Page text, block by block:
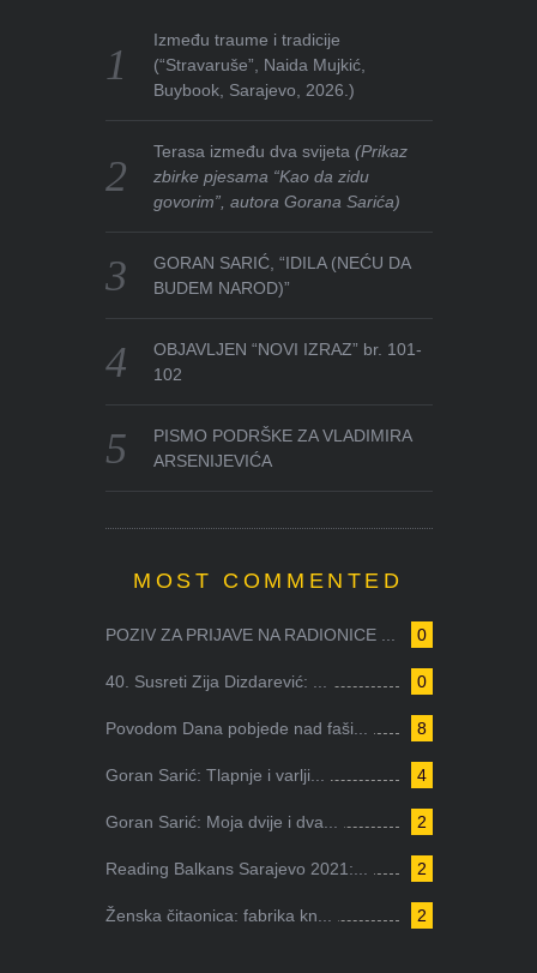
Između traume i tradicije
(“Stravaruše”, Naida Mujkić,
Buybook, Sarajevo, 2026.)
Terasa između dva svijeta(Prikaz
zbirke pjesama “Kao da zidu
govorim”, autora Gorana Sarića)
GORAN SARIĆ, “IDILA (NEĆU DA
BUDEM NAROD)”
OBJAVLJEN “NOVI IZRAZ” br. 101-
102
PISMO PODRŠKE ZA VLADIMIRA
ARSENIJEVIĆA
MOST COMMENTED
0
POZIV ZA PRIJAVE NA RADIONICE ...
0
40. Susreti Zija Dizdarević: ...
8
Povodom Dana pobjede nad faši...
4
Goran Sarić: Tlapnje i varlji...
2
Goran Sarić: Moja dvije i dva...
2
Reading Balkans Sarajevo 2021:...
2
Ženska čitaonica: fabrika kn...